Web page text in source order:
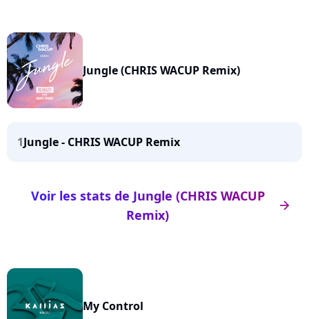
Jungle (CHRIS WACUP Remix)
1Jungle - CHRIS WACUP Remix
arrow_right
Voir les stats de Jungle (CHRIS WACUP
Remix)
My Control